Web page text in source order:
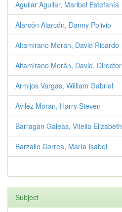
Aguilar Aguilar, Maribel Estefanía
Alarcón Alarcón, Danny Polivio
Altamirano Moran, David Ricardo
Altamirano Morán, David, Director
Armijos Vargas, William Gabriel
Avilez Moran, Harry Steven
Barragán Galeas, Vitelia Elizabeth
Barzallo Correa, María Isabel
Subject